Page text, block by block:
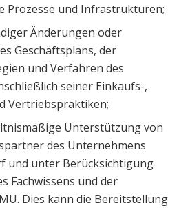
Prozesse und Infrastrukturen;
Änderungen oder
Geschäftsplans, der
und Verfahren des
seiner Einkaufs-,
Vertriebspraktiken;
Unterstützung von
des Unternehmens
und unter Berücksichtigung
Fachwissens und der
Dies kann die Bereitstellung